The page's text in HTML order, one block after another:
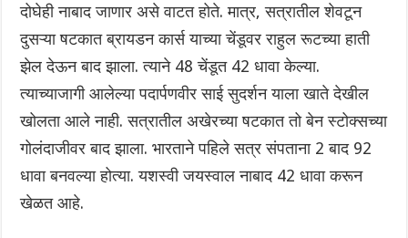
दोघेही नाबाद जाणार असे वाटत होते. मात्र, सत्रातील शेवटून
दुसऱ्या षटकात ब्रायडन कार्स याच्या चेंडूवर राहुल रूटच्या हाती
झेल देऊन बाद झाला. त्याने 48 चेंडूत 42 धावा केल्या.
त्याच्याजागी आलेल्या पदार्पणवीर साई सुदर्शन याला खाते देखील
खोलता आले नाही. सत्रातील अखेरच्या षटकात तो बेन स्टोक्सच्या
गोलंदाजीवर बाद झाला. भारताने पहिले सत्र संपताना 2 बाद 92
धावा बनवल्या होत्या. यशस्वी जयस्वाल नाबाद 42 धावा करून
खेळत आहे.